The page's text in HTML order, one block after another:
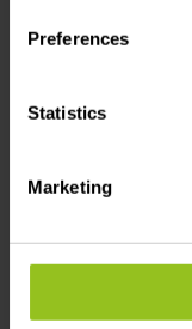
Preferences
Statistics
Marketing
Contact